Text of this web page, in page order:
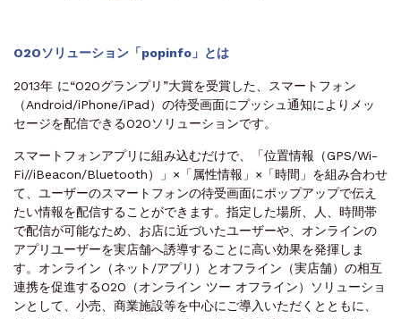
O2Oソリューション「popinfo」とは
2013年 に“O2Oグランプリ”大賞を受賞した、スマートフォン
（Android/iPhone/iPad）の待受画面にプッシュ通知によりメッ
セージを配信できるO2Oソリューションです。
スマートフォンアプリに組み込むだけで、「位置情報（GPS/Wi-
Fi//iBeacon/Bluetooth）」×「属性情報」×「時間」を組み合わせ
て、ユーザーのスマートフォンの待受画面にポップアップで伝え
たい情報を配信することができます。指定した場所、人、時間帯
で配信が可能なため、お店に近づいたユーザーや、オンラインの
アプリユーザーを実店舗へ誘導することに高い効果を発揮しま
す。オンライン（ネット/アプリ）とオフライン（実店舗）の相互
連携を促進するO2O（オンライン ツー オフライン）ソリューショ
ンとして、小売、商業施設等を中心にご導入いただくとともに、